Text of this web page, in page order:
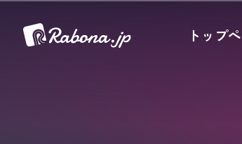
トップ